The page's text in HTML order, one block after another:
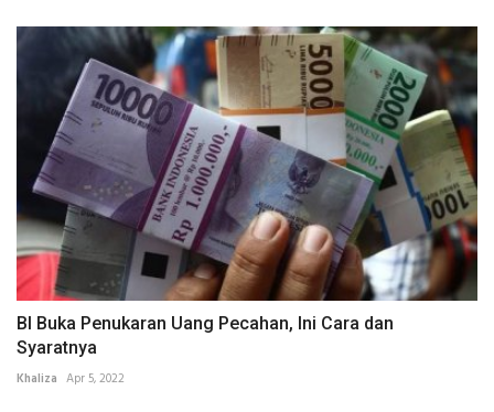
BI Buka Penukaran Uang Pecahan, Ini Cara dan
Syaratnya
Khaliza Apr 5, 2022